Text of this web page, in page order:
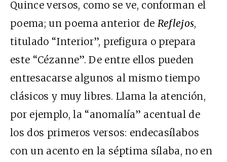
Quince versos, como se ve, conforman el
poema; un poema anterior de Reflejos,
titulado “Interior”, prefigura o prepara
este “Cézanne”. De entre ellos pueden
entresacarse algunos al mismo tiempo
clásicos y muy libres. Llama la atención,
por ejemplo, la “anomalía” acentual de
los dos primeros versos: endecasílabos
con un acento en la séptima sílaba, no en